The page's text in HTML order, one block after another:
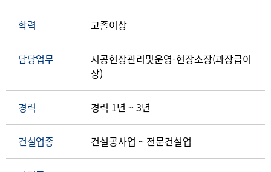
학력 고졸이상
담당업무
시공현장관리및운영-현장소장(과장급이
상)
경력 경력 1년 ~ 3년
건설업종 건설공사업 ~ 전문건설업